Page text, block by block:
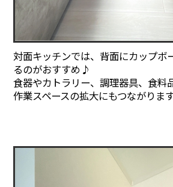
対面キッチンでは、背面にカップボ
るのがおすすめ♪
食器やカトラリー、調理器具、食料
作業スペースの拡大にもつながります